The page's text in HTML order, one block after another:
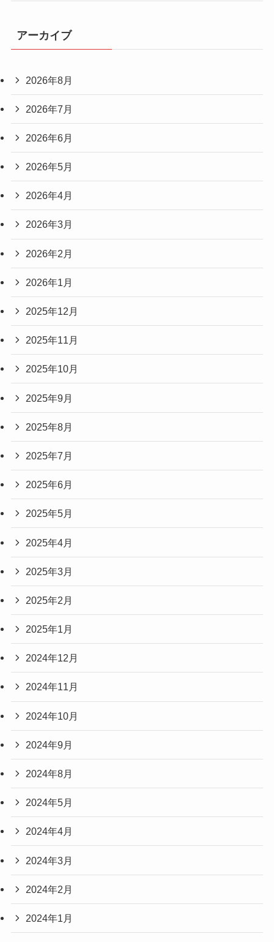
アーカイブ
2026年8月
2026年7月
2026年6月
2026年5月
2026年4月
2026年3月
2026年2月
2026年1月
2025年12月
2025年11月
2025年10月
2025年9月
2025年8月
2025年7月
2025年6月
2025年5月
2025年4月
2025年3月
2025年2月
2025年1月
2024年12月
2024年11月
2024年10月
2024年9月
2024年8月
2024年5月
2024年4月
2024年3月
2024年2月
2024年1月